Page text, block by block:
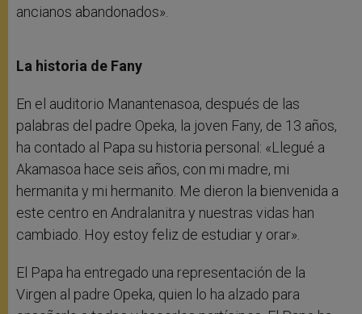
ancianos abandonados».
La historia de Fany
En el auditorio Manantenasoa, después de las
palabras del padre Opeka, la joven Fany, de 13 años,
ha contado al Papa su historia personal: «Llegué a
Akamasoa hace seis años, con mi madre, mi
hermanita y mi hermanito. Me dieron la bienvenida a
este centro en Andralanitra y nuestras vidas han
cambiado. Hoy estoy feliz de estudiar y orar».
El Papa ha entregado una representación de la
Virgen al padre Opeka, quien lo ha alzado para